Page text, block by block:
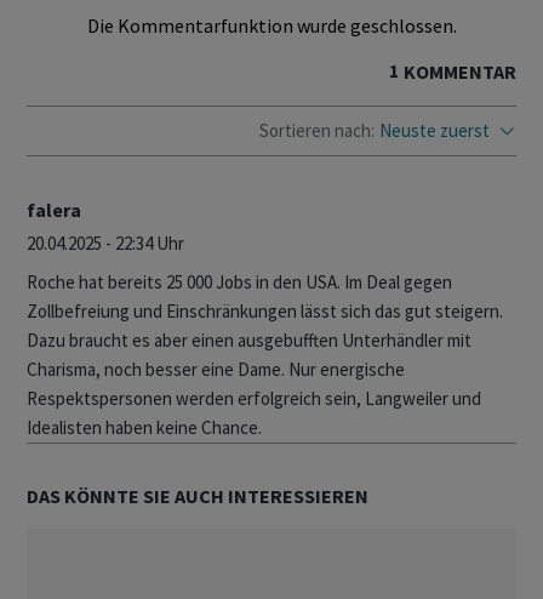
Die Kommentarfunktion wurde geschlossen.
1 KOMMENTAR
Sortieren nach: Neuste zuerst
falera
20.04.2025 - 22:34 Uhr
Roche hat bereits 25 000 Jobs in den USA. Im Deal gegen
Zollbefreiung und Einschränkungen lässt sich das gut steigern.
Dazu braucht es aber einen ausgebufften Unterhändler mit
Charisma, noch besser eine Dame. Nur energische
Respektspersonen werden erfolgreich sein, Langweiler und
Idealisten haben keine Chance.
DAS KÖNNTE SIE AUCH INTERESSIEREN